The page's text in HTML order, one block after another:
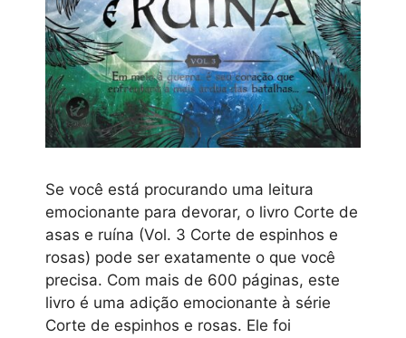
Se você está procurando uma leitura
emocionante para devorar, o livro Corte de
asas e ruína (Vol. 3 Corte de espinhos e
rosas) pode ser exatamente o que você
precisa. Com mais de 600 páginas, este
livro é uma adição emocionante à série
Corte de espinhos e rosas. Ele foi